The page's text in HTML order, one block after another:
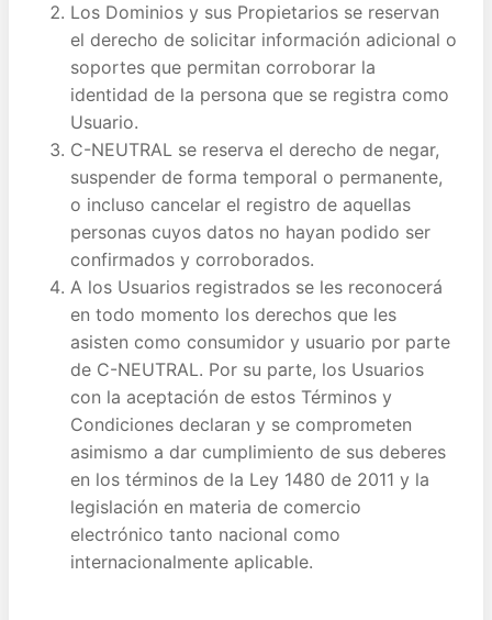
Los Dominios y sus Propietarios se reservan
el derecho de solicitar información adicional o
soportes que permitan corroborar la
identidad de la persona que se registra como
Usuario.
C-NEUTRAL se reserva el derecho de negar,
suspender de forma temporal o permanente,
o incluso cancelar el registro de aquellas
personas cuyos datos no hayan podido ser
confirmados y corroborados.
A los Usuarios registrados se les reconocerá
en todo momento los derechos que les
asisten como consumidor y usuario por parte
de C-NEUTRAL. Por su parte, los Usuarios
con la aceptación de estos Términos y
Condiciones declaran y se comprometen
asimismo a dar cumplimiento de sus deberes
en los términos de la Ley 1480 de 2011 y la
legislación en materia de comercio
electrónico tanto nacional como
internacionalmente aplicable.